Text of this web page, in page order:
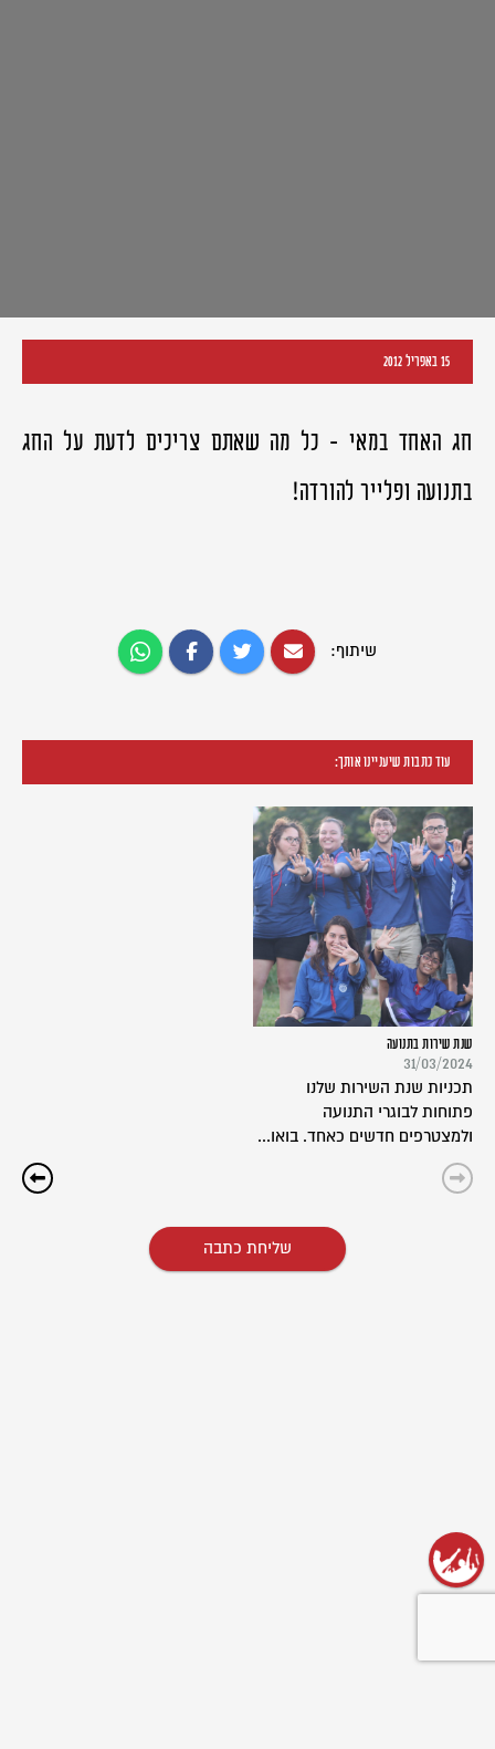
15 באפריל 2012
חג האחד במאי - כל מה שאתם צריכים לדעת על החג
בתנועה ופלייר להורדה!
שיתוף:
עוד כתבות שיעניינו אותך:
שנת שירות בתנועה
31/03/2024
תכניות שנת השירות שלנו
פתוחות לבוגרי התנועה
ולמצטרפים חדשים כאחד. בואו...
שליחת כתבה